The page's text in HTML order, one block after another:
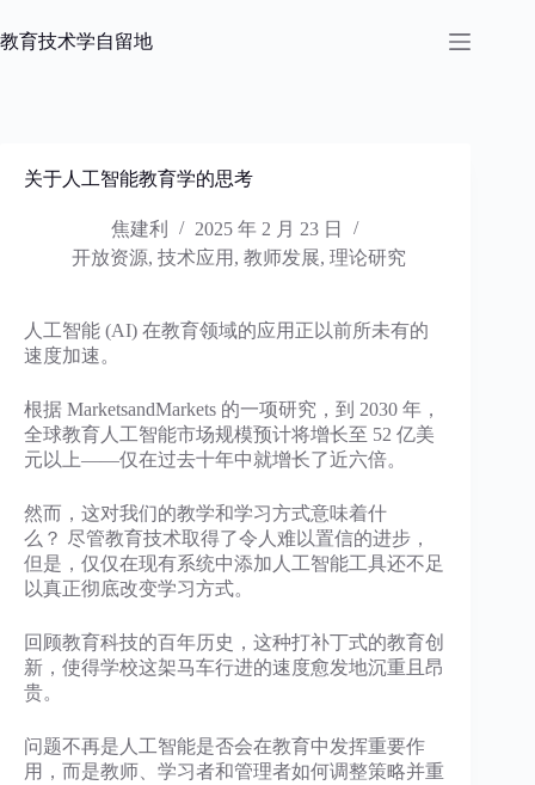
过
教育技术学自留地
关于人工智能教育学的思考
焦建利
2025 年 2 月 23 日
开放资源, 技术应用 , 教师发展, 理论研究
人工智能 (AI) 在教育领域的应用正以前所未有的
速度加速。
根据 MarketsandMarkets 的一项研究，到 2030 年，
全球教育人工智能市场规模预计将增长至 52 亿美
元以上——仅在过去十年中就增长了近六倍。
然而，这对我们的教学和学习方式意味着什
么？ 尽管教育技术取得了令人难以置信的进步，
但是，仅仅在现有系统中添加人工智能工具还不足
以真正彻底改变学习方式。
回顾教育科技的百年历史，这种打补丁式的教育创
新，使得学校这架马车行进的速度愈发地沉重且昂
贵。
问题不再是人工智能是否会在教育中发挥重要作
用，而是教师、学习者和管理者如何调整策略并重